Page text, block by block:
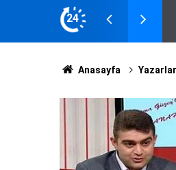
24
Anasayfa Yazarlar